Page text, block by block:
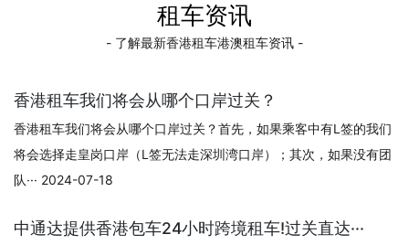
租车资讯
- 了解最新香港租车港澳租车资讯 -
香港租车我们将会从哪个口岸过关？
香港租车我们将会从哪个口岸过关？首先，如果乘客中有L签的我们
将会选择走皇岗口岸（L签无法走深圳湾口岸）；其次，如果没有团
队··· 2024-07-18
中通达提供香港包车24小时跨境租车!过关直达···